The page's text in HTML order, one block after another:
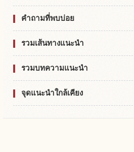
คำถามที่พบบ่อย
รวมเส้นทางแนะนำ
รวมบทความแนะนำ
จุดแนะนำใกล้เคียง